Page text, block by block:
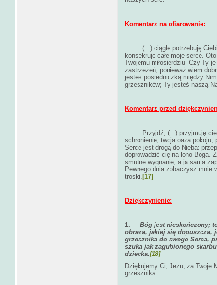
Komentarz na ofiarowanie:
(...) ciągle potrzebuję
konsekruję całe moje serce.
Twojemu miłosierdziu. Czy Ty
zastrzeżeń, ponieważ wiem
jesteś pośredniczką między
grzeszników; Ty jesteś naszą
Komentarz przed
Przyjdź, (...) przyjmuję
schronienie, twoja oaza
Serce jest drogą do Nieba;
doprowadzić cię na łono Boga.
smutne wygnanie, a ja sama
Pewnego dnia zobaczysz mnie
troski. [17]
Dziękczynienie:
1. Bóg jest nieskończony;
obraza, jakiej się dopuszcza,
grzesznika do swego Serca,
szuka jak zagubionego
dziecka.[18]
Dziękujemy Ci, Jezu, za Twoje
grzesznika.